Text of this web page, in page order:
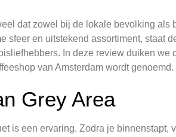
dat zowel bij de lokale bevolking als
sfeer en uitstekend assortiment, staat
In deze review duiken we
van Amsterdam wordt genoemd.
Grey Area
is een ervaring. Zodra je binnenstapt,